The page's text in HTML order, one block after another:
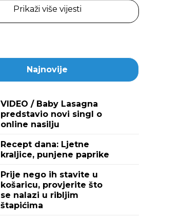
Prikaži više vijesti
Najnovije
VIDEO / Baby Lasagna
predstavio novi singl o
online nasilju
Recept dana: Ljetne
kraljice, punjene paprike
Prije nego ih stavite u
košaricu, provjerite što
se nalazi u ribljim
štapićima